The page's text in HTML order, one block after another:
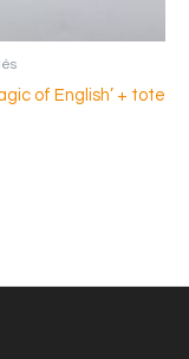
of English’ + tote